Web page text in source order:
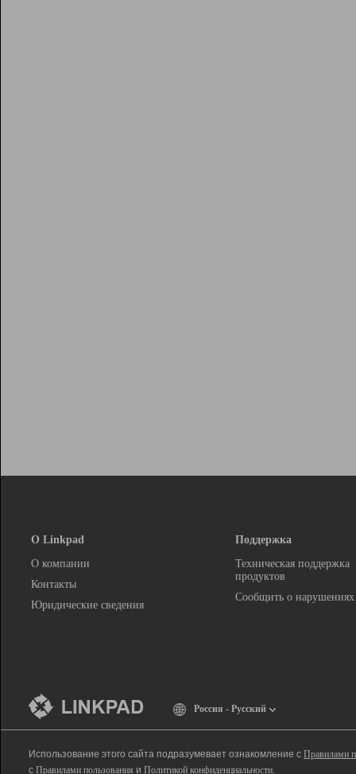
О Linkpad
О компании
Контакты
Юридические сведения
Поддержка
Техническая поддержка
продуктов
Сообщить о нарушениях
Россия - Русский
Использование этого сайта подразумевает ознакомление с Правилами
с Правилами пользования и Политикой конфиденциальности.